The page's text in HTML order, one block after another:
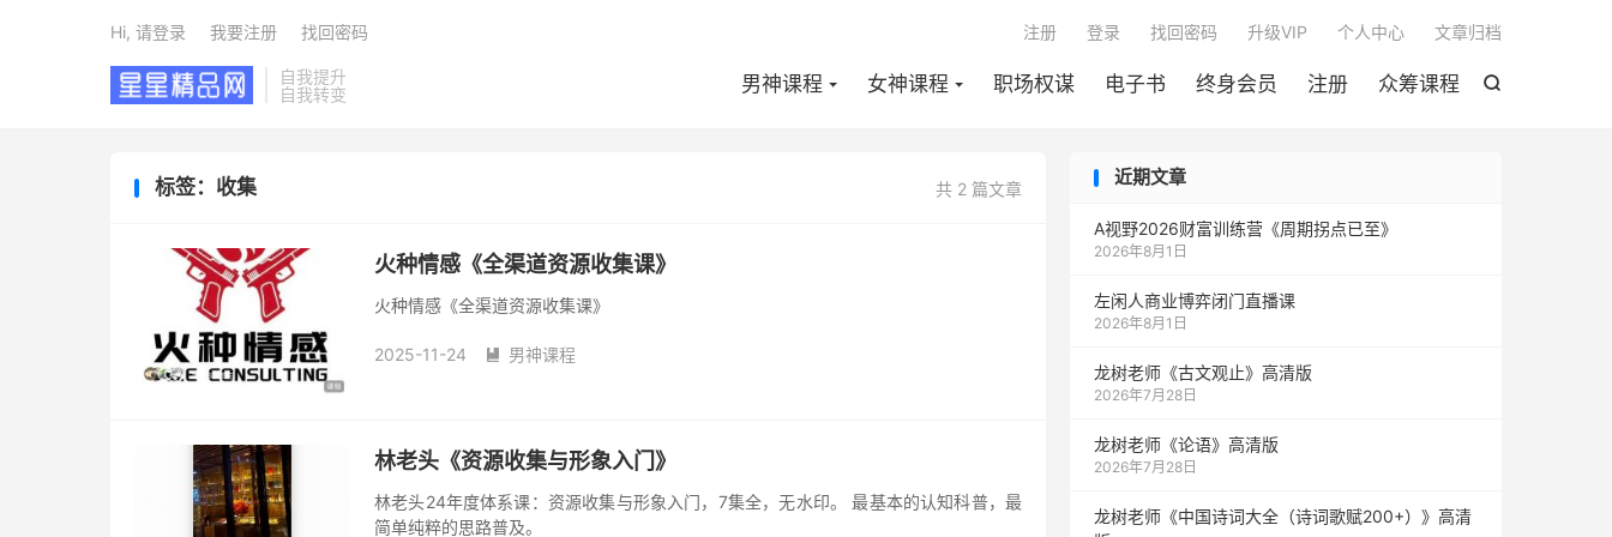
自我提升
自我转变

男神课程 女神课程 职场权谋 电子书 终身会员 注册 众筹课程
注册 登录 找回密码 升级VIP 个人中心 文章归档
Hi, 请登录 我要注册 找回密码
共 2 篇文章
标签：收集
火种情感《全渠道资源收集课》
火种情感《全渠道资源收集课》
2025-11-24  男神课程
林老头《资源收集与形象入门》
林老头24年度体系课：资源收集与形象入门，7集全，无水印。 最基本的认知科普，最
简单纯粹的思路普及。
近期文章
A视野2026财富训练营《周期拐点已至》
2026年8月1日
左闲人商业博弈闭门直播课
2026年8月1日
龙树老师《古文观止》高清版
2026年7月28日
龙树老师《论语》高清版
2026年7月28日
龙树老师《中国诗词大全（诗词歌赋200+）》高清